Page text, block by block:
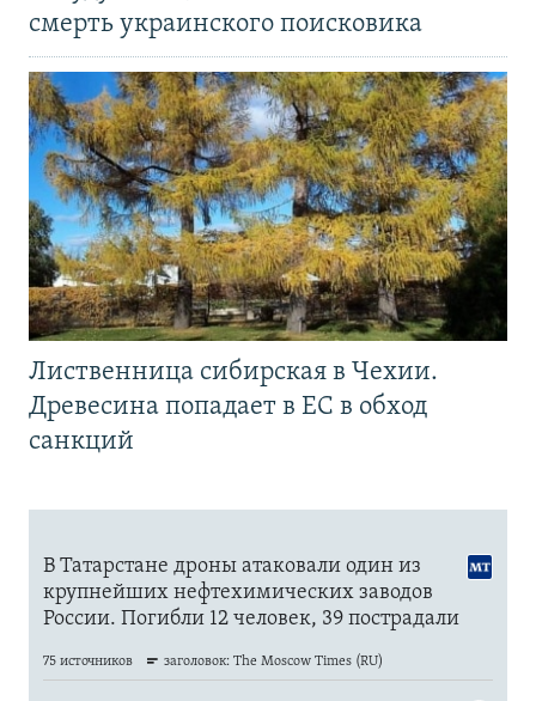
смерть украинского поисковика
Лиственница сибирская в Чехии.
Древесина попадает в ЕС в обход
санкций